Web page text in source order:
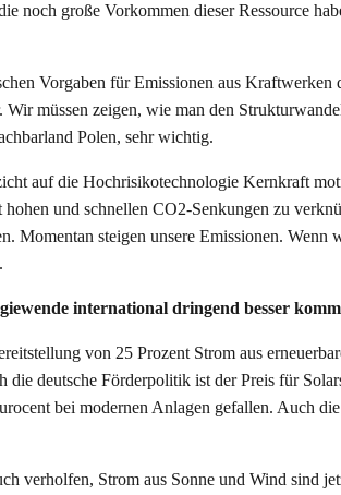
noch große Vorkommen dieser Ressource
Vorgaben für Emissionen aus
müssen zeigen, wie man den
Polen, sehr wichtig.
auf die Hochrisikotechnologie Kernkraft
und schnellen CO2-Senkungen zu
Momentan steigen unsere Emissionen. Wenn
international dringend besser
von 25 Prozent Strom aus
deutsche Förderpolitik ist der Preis für
bei modernen Anlagen gefallen. Auch
verholfen, Strom aus Sonne und Wind sind